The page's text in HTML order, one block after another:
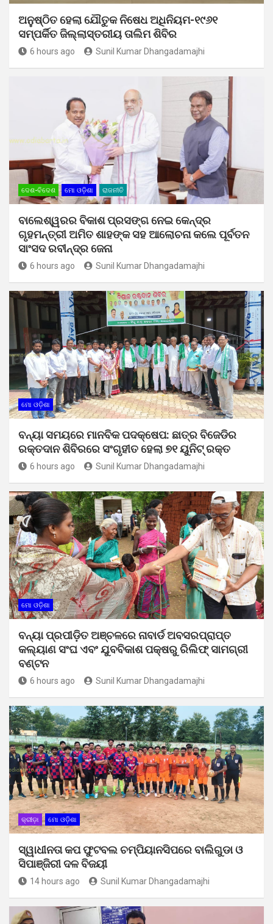
ଅନୁଷ୍ଠିତ ହେଲା ଯୌତୁକ ନିଷେଧ ଅଧିନିୟମ-୧୯୬୧
ସମ୍ପର୍କିତ ଜିଲ୍ଲାସ୍ତରୀୟ ତାଲିମ ଶିବିର
6 hours ago Sunil Kumar Dhangadamajhi
ଦେଶ-ବିଦେଶ ମୋ ଓଡ଼ିଶା ରାଜନୀତି
ବାଲେଶ୍ୱରର ବିକାଶ ପ୍ରସଙ୍ଗ ନେଇ କେନ୍ଦ୍ର
ଗୃହମନ୍ତ୍ରୀ ଅମିତ ଶାହଙ୍କ ସହ ଆଲୋଚନା କଲେ ପୂର୍ବତନ
ସାଂସଦ ରବୀନ୍ଦ୍ର ଜେନା
6 hours ago Sunil Kumar Dhangadamajhi
ମୋ ଓଡ଼ିଶା
ବନ୍ୟା ସମୟରେ ମାନବିକ ପଦକ୍ଷେପ: ଛାତ୍ର ବିଜେଡିର
ରକ୍ତଦାନ ଶିବିରରେ ସଂଗୃହୀତ ହେଲା ୭୧ ୟୁନିଟ୍ ରକ୍ତ
6 hours ago Sunil Kumar Dhangadamajhi
ମୋ ଓଡ଼ିଶା
ବନ୍ୟା ପ୍ରପୀଡ଼ିତ ଅଞ୍ଚଳରେ ନାବାର୍ଡ ଅବସରପ୍ରାପ୍ତ
କଲ୍ୟାଣ ସଂଘ ଏବଂ ଯୁବବିକାଶ ପକ୍ଷରୁ ରିଲିଫ୍ ସାମଗ୍ରୀ
ବଣ୍ଟନ
6 hours ago Sunil Kumar Dhangadamajhi
କ୍ରୀଡ଼ା ମୋ ଓଡ଼ିଶା
ସ୍ୱାଧୀନତା କପ ଫୁଟବଲ ଚମ୍ପିୟାନସିପରେ ବାଲିଗୁଡା ଓ
ସିପାଞ୍ଜିରୀ ଦଳ ବିଜୟୀ
14 hours ago Sunil Kumar Dhangadamajhi